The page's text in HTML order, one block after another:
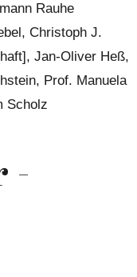
Rauhe
Christoph J.
Jan-Oliver Heß,
Prof. Manuela
Scholz
-